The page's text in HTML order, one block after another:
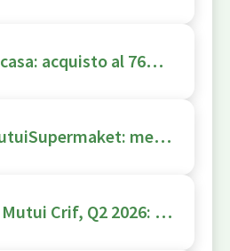
Mutui e casa: acquisto al 76% della domanda, tasso fisso all’88%
Crif – MutuiSupermaket: mercato primario dei mutui solido, rallentano le surroghe
Bussola Mutui Crif, Q2 2026: Domanda di mutui verso acquisto casa al 76%, surroghe al 19%